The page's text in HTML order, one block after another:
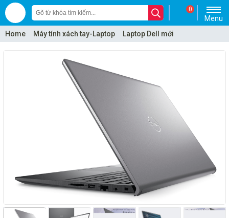
Menu
0
Home Máy tính xách tay-Laptop Laptop Dell mới